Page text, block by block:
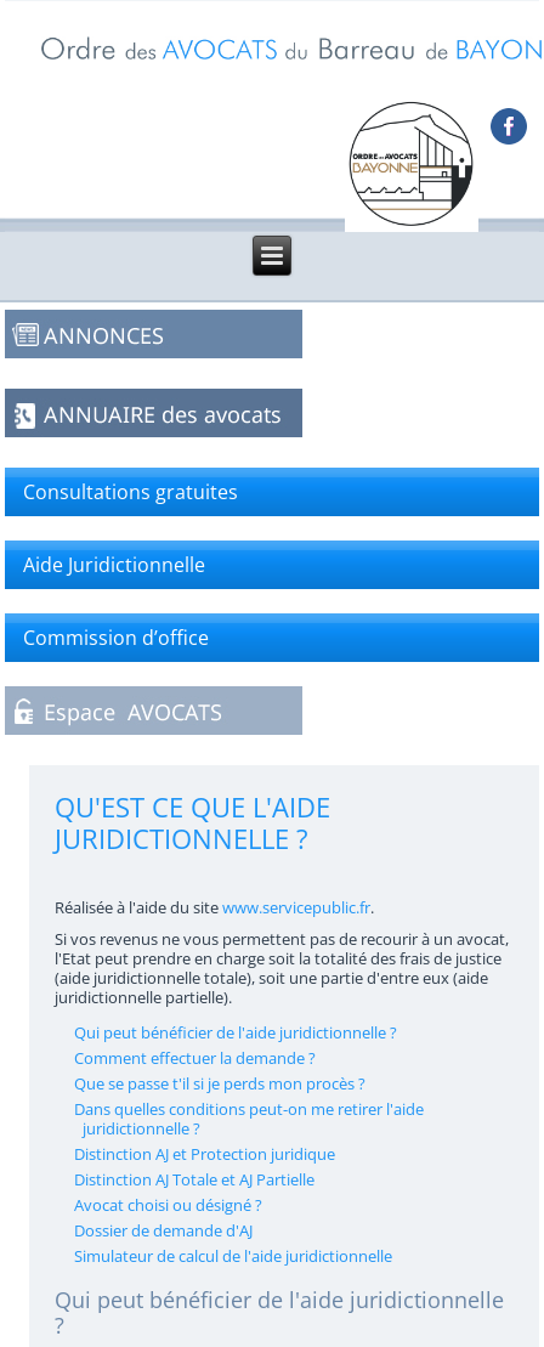
Consultations gratuites
Aide Juridictionnelle
Commission d’office
QU'EST CE QUE L'AIDE
JURIDICTIONNELLE ?
Réalisée à l'aide du sitewww.servicepublic.fr.
Si vos revenus ne vous permettent pas de recourir à un avocat,
l'Etat peut prendre en charge soit la totalité des frais de justice
(aide juridictionnelle totale), soit une partie d'entre eux (aide
juridictionnelle partielle).
Qui peut bénéficier de l'aide juridictionnelle ?
Comment effectuer la demande ?
Que se passe t'il si je perds mon procès ?
Dans quelles conditions peut-on me retirer l'aide
juridictionnelle ?
Distinction AJ et Protection juridique
Distinction AJ Totale et AJ Partielle
Avocat choisi ou désigné ?
Dossier de demande d'AJ
Simulateur de calcul de l'aide juridictionnelle
Qui peut bénéficier de l'aide juridictionnelle
?